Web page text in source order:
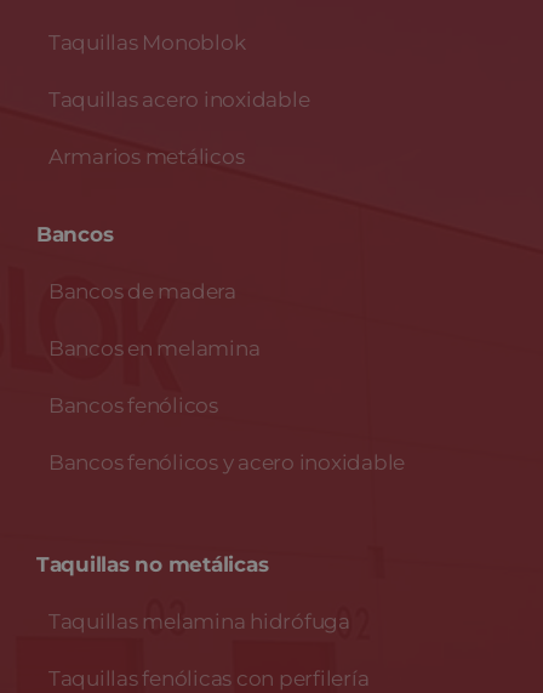
Taquillas Monoblok
Taquillas acero inoxidable
Armarios metálicos
Bancos
Bancos de madera
Bancos en melamina
Bancos fenólicos
Bancos fenólicos y acero inoxidable
Taquillas no metálicas
Taquillas melamina hidrófuga
Taquillas fenólicas con perfilería